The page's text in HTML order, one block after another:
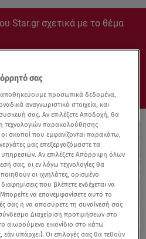
Star.gr σχετικά με το θέμα
σας
αποθηκεύουμε προσωπικά δεδομένα,
αναγνωριστικά στοιχεία, και
σας. Αν επιλέξετε Αποδοχή, θα
τεχνολογιών παρακολούθησης
σκοποί που εμφανίζονται παρακάτω,
μας επεξεργαζόμαστε τα
Αν επιλέξετε Απόρριψη όλων
σας, οι εν λόγω τεχνολογίες θα
οι ιχνηλάτες, ορισμένο
που βλέπετε ενδέχεται να
να επανεμφανίσετε αυτό το
σας ή να αποσύρετε τη συναίνεσή σας
Διαχείριση προτιμήσεων στο
αιωρούμενο εικονίδιο στο κάτω
εάν υπάρχει]. Οι επιλογές σας θα τεθούν